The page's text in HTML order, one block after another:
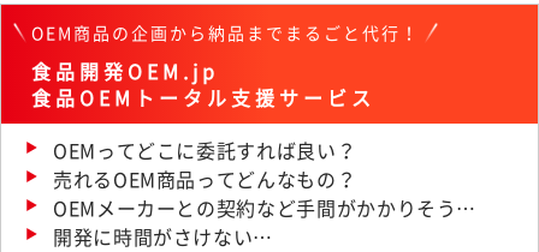
OEM商品の企画から納品までまるごと代行！
食品開発OEM.jp
食品OEMトータル支援サービス
OEMってどこに委託すれば良い？
売れるOEM商品ってどんなもの？
OEMメーカーとの契約など手間がかかりそう…
開発に時間がさけない…